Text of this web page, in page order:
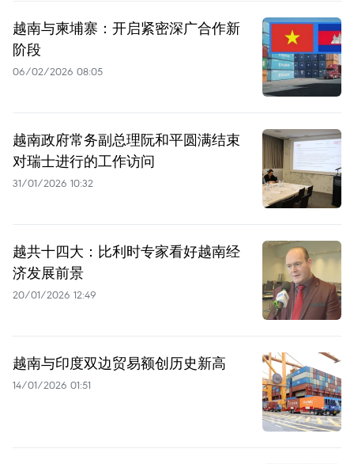
越南与柬埔寨：开启紧密深广合作新
阶段
06/02/2026 08:05
越南政府常务副总理阮和平圆满结束
对瑞士进行的工作访问
31/01/2026 10:32
越共十四大：比利时专家看好越南经
济发展前景
20/01/2026 12:49
越南与印度双边贸易额创历史新高
14/01/2026 01:51